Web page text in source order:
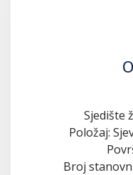
Sjedište
Položaj:
Broj